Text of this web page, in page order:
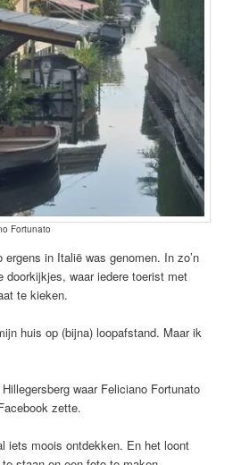
Fortunato
in Italië was genomen. In zo’n
doorkijkjes, waar iedere toerist met
te kieken.
huis op (bijna) loopafstand. Maar ik
waar Feliciano Fortunato
zette.
iets moois ontdekken. En het loont